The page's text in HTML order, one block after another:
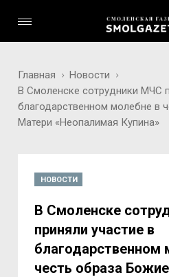
Главная
Новости
В Смоленске сотрудники МЧС
благодарственном молебне в
Матери «Неопалимая Купина»
НОВОСТИ
В Смоленске
приняли участие в
благодарственном
честь образа